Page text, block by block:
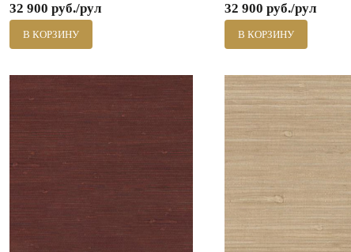
32 900 руб./рул
В КОРЗИНУ
32 900 руб./рул
В КОРЗИНУ